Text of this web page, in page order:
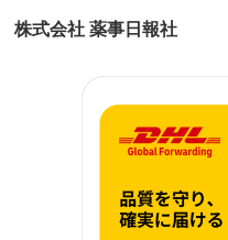
株式会社 薬事日報社